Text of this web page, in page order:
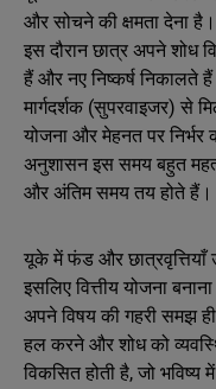
और सोचने की क्षमता देना
इस दौरान छात्र अपने शोध
हैं और नए निष्कर्ष निकालते
मार्गदर्शक (सुपरवाइजर) से
योजना और मेहनत पर
अनुशासन इस समय बहुत
और अंतिम समय तय होते हैं।
यूके में फंड और छात्रवृत्तियाँ
इसलिए वित्तीय योजना
अपने विषय की गहरी समझ
हल करने और शोध को
विकसित होती है, जो